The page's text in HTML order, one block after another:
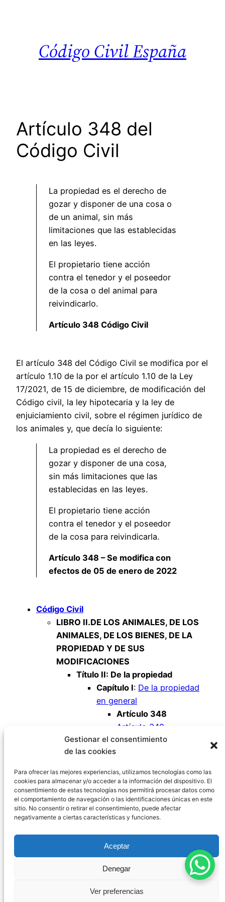
Gestionar el consentimiento
de las cookies
Para ofrecer las mejores experiencias, utilizamos tecnologías como las
cookies para almacenar y/o acceder a la información del dispositivo. El
consentimiento de estas tecnologías nos permitirá procesar datos como
el comportamiento de navegación o las identificaciones únicas en este
sitio. No consentir o retirar el consentimiento, puede afectar
negativamente a ciertas características y funciones.
Aceptar
Denegar
Ver preferencias
Código Civil España
Artículo 348 del
Código Civil
La propiedad es el derecho de
gozar y disponer de una cosa o
de un animal, sin más
limitaciones que las establecidas
en las leyes.
El propietario tiene acción
contra el tenedor y el poseedor
de la cosa o del animal para
reivindicarlo.
Artículo 348 Código Civil
El artículo 348 del Código Civil se modifica por el
artículo 1.10 de la por el artículo 1.10 de la Ley
17/2021, de 15 de diciembre, de modificación del
Código civil, la ley hipotecaria y la ley de
enjuiciamiento civil, sobre el régimen jurídico de
los animales y, que decía lo siguiente:
La propiedad es el derecho de
gozar y disponer de una cosa,
sin más limitaciones que las
establecidas en las leyes.
El propietario tiene acción
contra el tenedor y el poseedor
de la cosa para reivindicarla.
Artículo 348 – Se modifica con
efectos de 05 de enero de 2022
Código Civil
LIBRO II.DE LOS ANIMALES, DE LOS
ANIMALES, DE LOS BIENES, DE LA
PROPIEDAD Y DE SUS
MODIFICACIONES
Título II: De la propiedad
Capítulo I: De la propiedad
en general
Artículo 348
Artículo 349
Artículo 350
Política de Privacidad
Política de
Contacto